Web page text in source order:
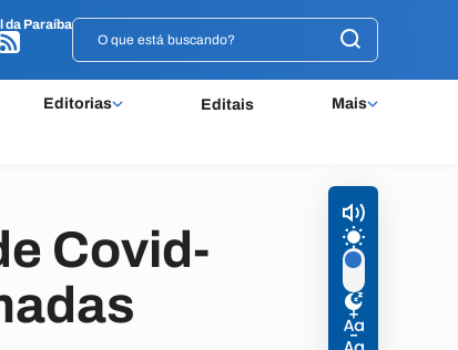
da Paraíba
Editorias Editais Mais
da Paraíba
Covid-